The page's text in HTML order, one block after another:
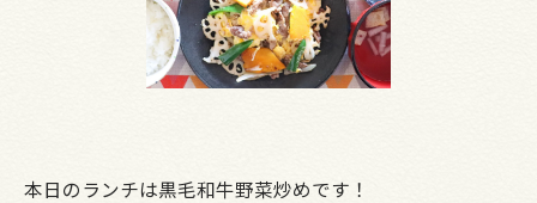
本日のランチは黒毛和牛野菜炒めです！